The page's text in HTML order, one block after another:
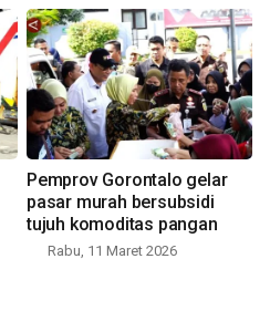
Pemprov Gorontalo gelar
pasar murah bersubsidi
tujuh komoditas pangan
Rabu, 11 Maret 2026